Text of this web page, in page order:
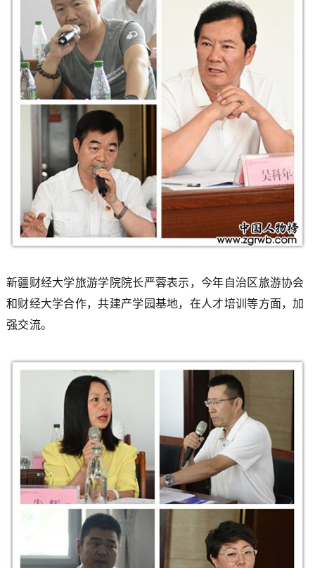
新疆财经大学旅游学院院长严蓉表示，今年自治区旅游协会
和财经大学合作，共建产学园基地，在人才培训等方面，加
强交流。